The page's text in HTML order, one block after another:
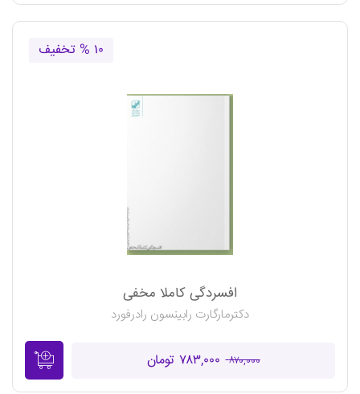
۱۰ % تخفیف
افسردگی کاملا مخفی
دکترمارگارت رابینسون رادرفورد
۸۷۰,۰۰۰ ۷۸۳,۰۰۰ تومان